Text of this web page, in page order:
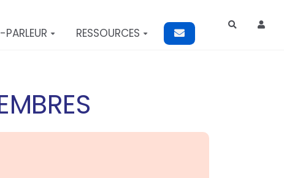
RESSOURCES
Rechercher